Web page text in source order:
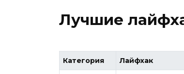
Лучшие
Категория Лайфхак